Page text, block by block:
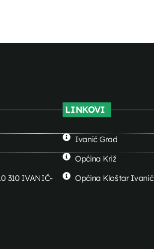
310 IVANIĆ-
LINKOVI
Ivanić Grad
Općina Križ
Općina Kloštar Ivanić